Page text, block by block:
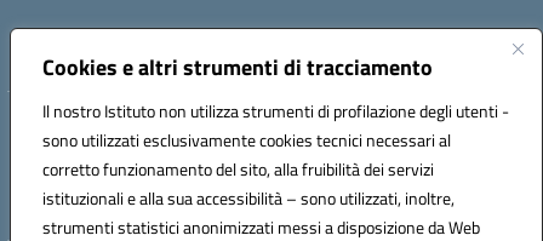
Cookies e altri strumenti di tracciamento
Il nostro Istituto non utilizza strumenti di profilazione degli utenti -
sono utilizzati esclusivamente cookies tecnici necessari al
corretto funzionamento del sito, alla fruibilità dei servizi
istituzionali e alla sua accessibilità – sono utilizzati, inoltre,
strumenti statistici anonimizzati messi a disposizione da Web
Codice fiscale: 81000450908 Codice meccanografico: SSIC80600X
Telefono: 079714035 Fax: 079716128
Mail: SSIC80600X@istruzione.it PEC: SSIC80600X@pec.istruzione.it